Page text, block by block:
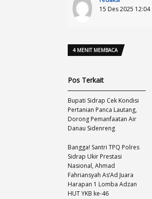
15 Des 2025 12:04
4 MENIT MEMBACA
Pos Terkait
Bupati Sidrap Cek Kondisi
Pertanian Panca Lautang,
Dorong Pemanfaatan Air
Danau Sidenreng
Bangga! Santri TPQ Polres
Sidrap Ukir Prestasi
Nasional, Ahmad
Fahriansyah As’Ad Juara
Harapan 1 Lomba Adzan
HUT YKB ke-46